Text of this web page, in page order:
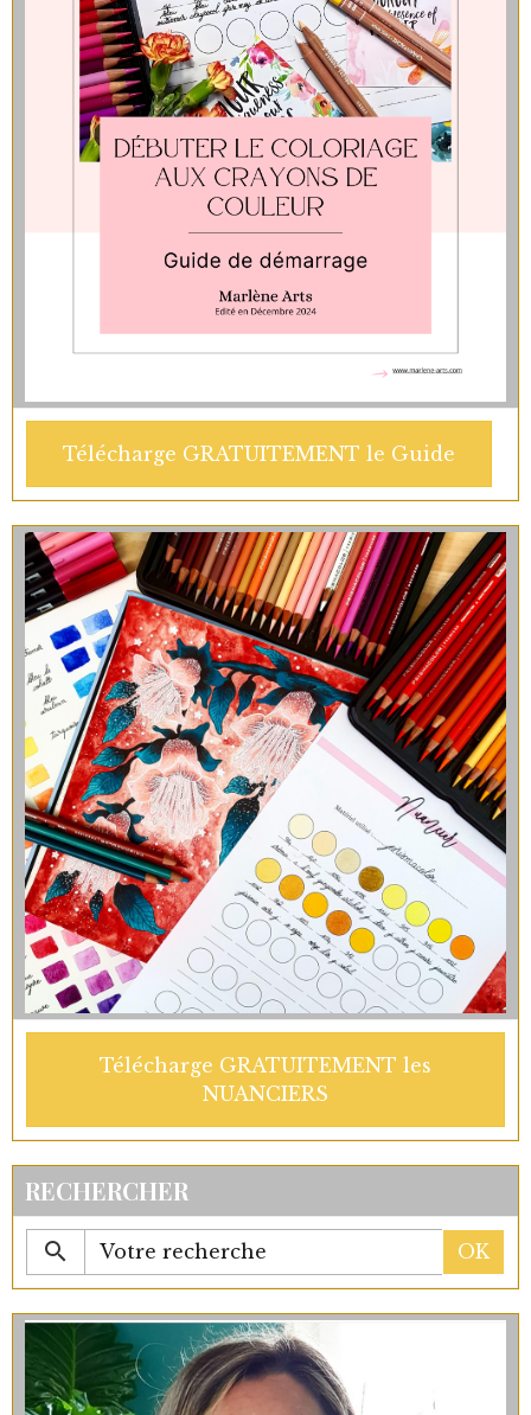
Télécharge GRATUITEMENT le Guide
Télécharge GRATUITEMENT les
NUANCIERS
RECHERCHER
OK